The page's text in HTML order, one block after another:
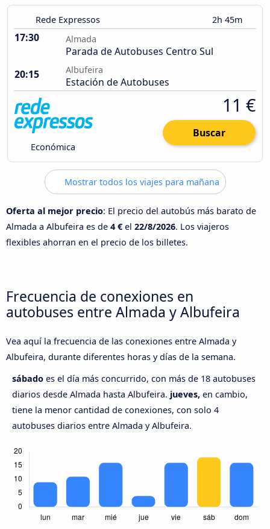
Rede Expressos 2h 45m
17:30 Almada
Parada de Autobuses Centro Sul
20:15
Albufeira
Estación de Autobuses
Económica
11 €
Buscar
Mostrar todos los viajes para mañana
Oferta al mejor precio: El precio del autobús más barato de
Almada a Albufeira es de 4 € el 22/8/2026. Los viajeros
flexibles ahorran en el precio de los billetes.
Frecuencia de conexiones en
autobuses entre Almada y Albufeira
Vea aquí la frecuencia de las conexiones entre Almada y
Albufeira, durante diferentes horas y días de la semana.
sábado es el día más concurrido, con más de 18 autobuses
diarios desde Almada hasta Albufeira. jueves, en cambio,
tiene la menor cantidad de conexiones, con solo 4
autobuses diarios entre Almada y Albufeira.